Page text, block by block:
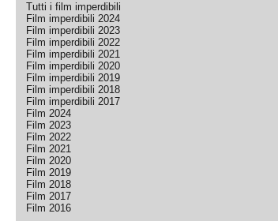
Tutti i film imperdibili
Film imperdibili 2024
Film imperdibili 2023
Film imperdibili 2022
Film imperdibili 2021
Film imperdibili 2020
Film imperdibili 2019
Film imperdibili 2018
Film imperdibili 2017
Film 2024
Film 2023
Film 2022
Film 2021
Film 2020
Film 2019
Film 2018
Film 2017
Film 2016